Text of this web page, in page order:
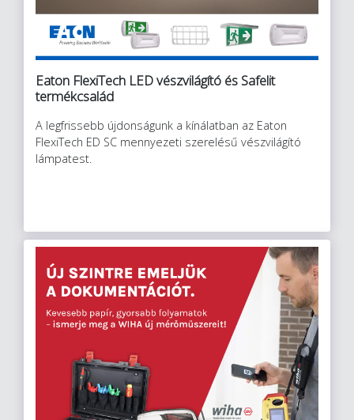
Eaton FlexiTech LED vészvilágító és Safelit
termékcsalád
A legfrissebb újdonságunk a kínálatban az Eaton
FlexiTech ED SC mennyezeti szerelésű vészvilágító
lámpatest.